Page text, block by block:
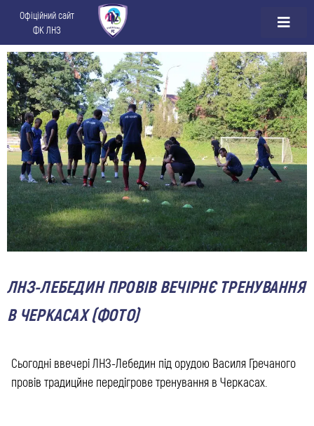
Офіційний сайт
ФК ЛНЗ
ЛНЗ-ЛЕБЕДИН ПРОВІВ ВЕЧІРНЄ ТРЕНУВАННЯ
В ЧЕРКАСАХ (ФОТО)
Сьогодні ввечері ЛНЗ-Лебедин під орудою Василя Гречаного
провів традицйне передігрове тренування в Черкасах.